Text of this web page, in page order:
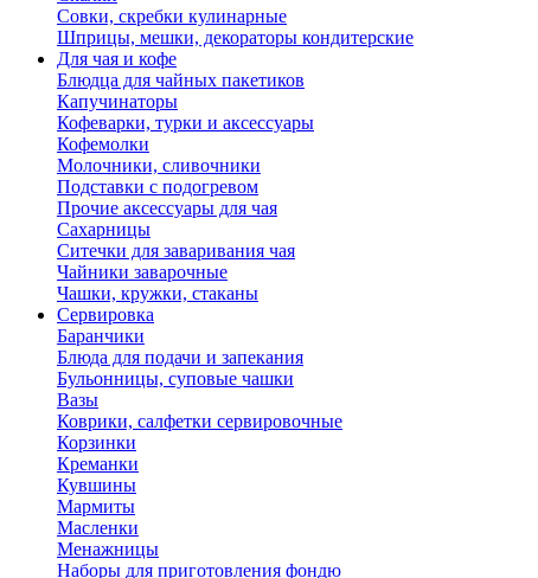
Совки, скребки кулинарные
Шприцы, мешки, декораторы кондитерские
Для чая и кофе
Блюдца для чайных пакетиков
Капучинаторы
Кофеварки, турки и аксессуары
Кофемолки
Молочники, сливочники
Подставки с подогревом
Прочие аксессуары для чая
Сахарницы
Ситечки для заваривания чая
Чайники заварочные
Чашки, кружки, стаканы
Сервировка
Баранчики
Блюда для подачи и запекания
Бульонницы, суповые чашки
Вазы
Коврики, салфетки сервировочные
Корзинки
Креманки
Кувшины
Мармиты
Масленки
Менажницы
Наборы для приготовления фондю